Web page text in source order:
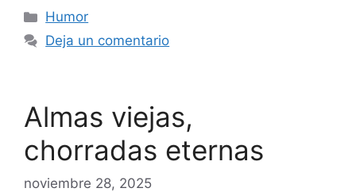
Categorías
Humor
Deja un comentario
Almas viejas,
chorradas eternas
noviembre 28, 2025